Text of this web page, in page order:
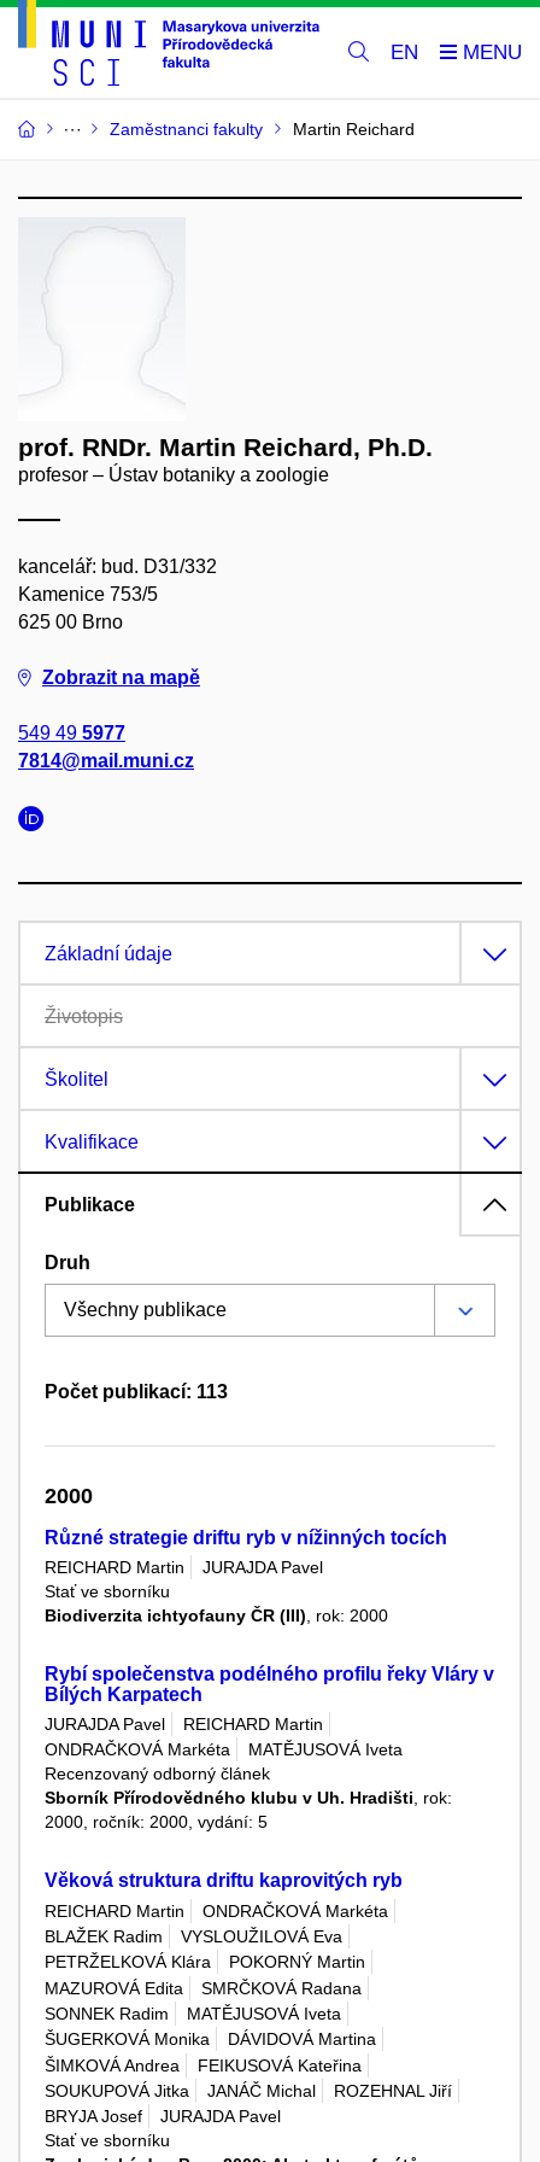
EN
Zaměstnanci fakulty Martin Reichard
prof. RNDr. Martin Reichard, Ph.D.
profesor – Ústav botaniky a zoologie
kancelář: bud. D31/332
Kamenice 753/5
625 00 Brno
Zobrazit na mapě
549 49 5977
7814@mail.muni.cz
Základní údaje
Životopis
Školitel
Kvalifikace
Publikace
Druh
Počet publikací: 113
2000
Různé strategie driftu ryb v nížinných tocích
REICHARD Martin
JURAJDA Pavel
Stať ve sborníku
Biodiverzita ichtyofauny ČR (III) , rok: 2000
Rybí společenstva podélného profilu řeky Vláry v
Bílých Karpatech
JURAJDA Pavel
REICHARD Martin
ONDRAČKOVÁ Markéta
MATĚJUSOVÁ Iveta
Recenzovaný odborný článek
Sborník Přírodovědného klubu v Uh. Hradišti, rok:
2000, ročník: 2000, vydání: 5
Věková struktura driftu kaprovitých ryb
REICHARD Martin
ONDRAČKOVÁ Markéta
BLAŽEK Radim
VYSLOUŽILOVÁ Eva
PETRŽELKOVÁ Klára
POKORNÝ Martin
MAZUROVÁ Edita
SMRČKOVÁ Radana
SONNEK Radim
MATĚJUSOVÁ Iveta
ŠUGERKOVÁ Monika
DÁVIDOVÁ Martina
ŠIMKOVÁ Andrea
FEIKUSOVÁ Kateřina
SOUKUPOVÁ Jitka
JANÁČ Michal
ROZEHNAL Jiří
BRYJA Josef
JURAJDA Pavel
Stať ve sborníku